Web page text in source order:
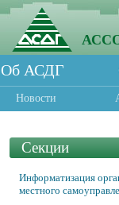
Об АСДГ
Новости
Секции
Информатизация
местного